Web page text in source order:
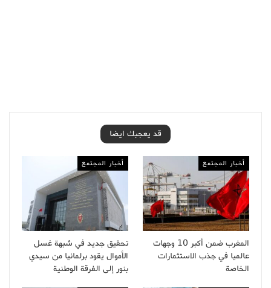
قد يعجبك ايضا
أخبار المجتمع
المغرب ضمن أكبر 10 وجهات
عالميا في جذب الاستثمارات
الخاصة
أخبار المجتمع
تحقيق جديد في شبهة غسل
الأموال يقود برلمانيا من سيدي
بنور إلى الفرقة الوطنية